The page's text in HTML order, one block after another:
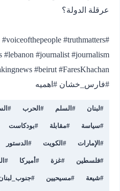
#voiceofthepeople #truthmatters
#lebanon #journalist #journalism
#فارس_خشان #اهميه
#لبنان # السلم # الحرب #
#سياسة #مقابلة #بودكاست
# الإمارات # الكويت # الدستور
#فلسطين #غزة #أميركا #
#شيعة #مسيحيين #